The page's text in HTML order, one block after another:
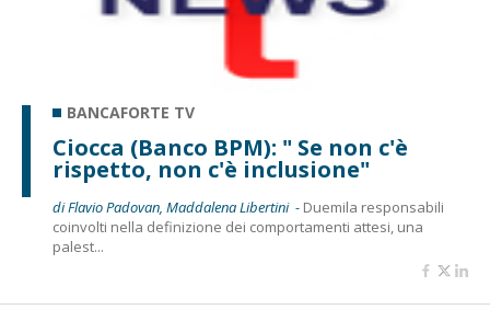
BANCAFORTE TV
Ciocca (Banco BPM): " Se non c'è
rispetto, non c'è inclusione"
di Flavio Padovan, Maddalena Libertini - Duemila responsabili
coinvolti nella definizione dei comportamenti attesi, una
palest...